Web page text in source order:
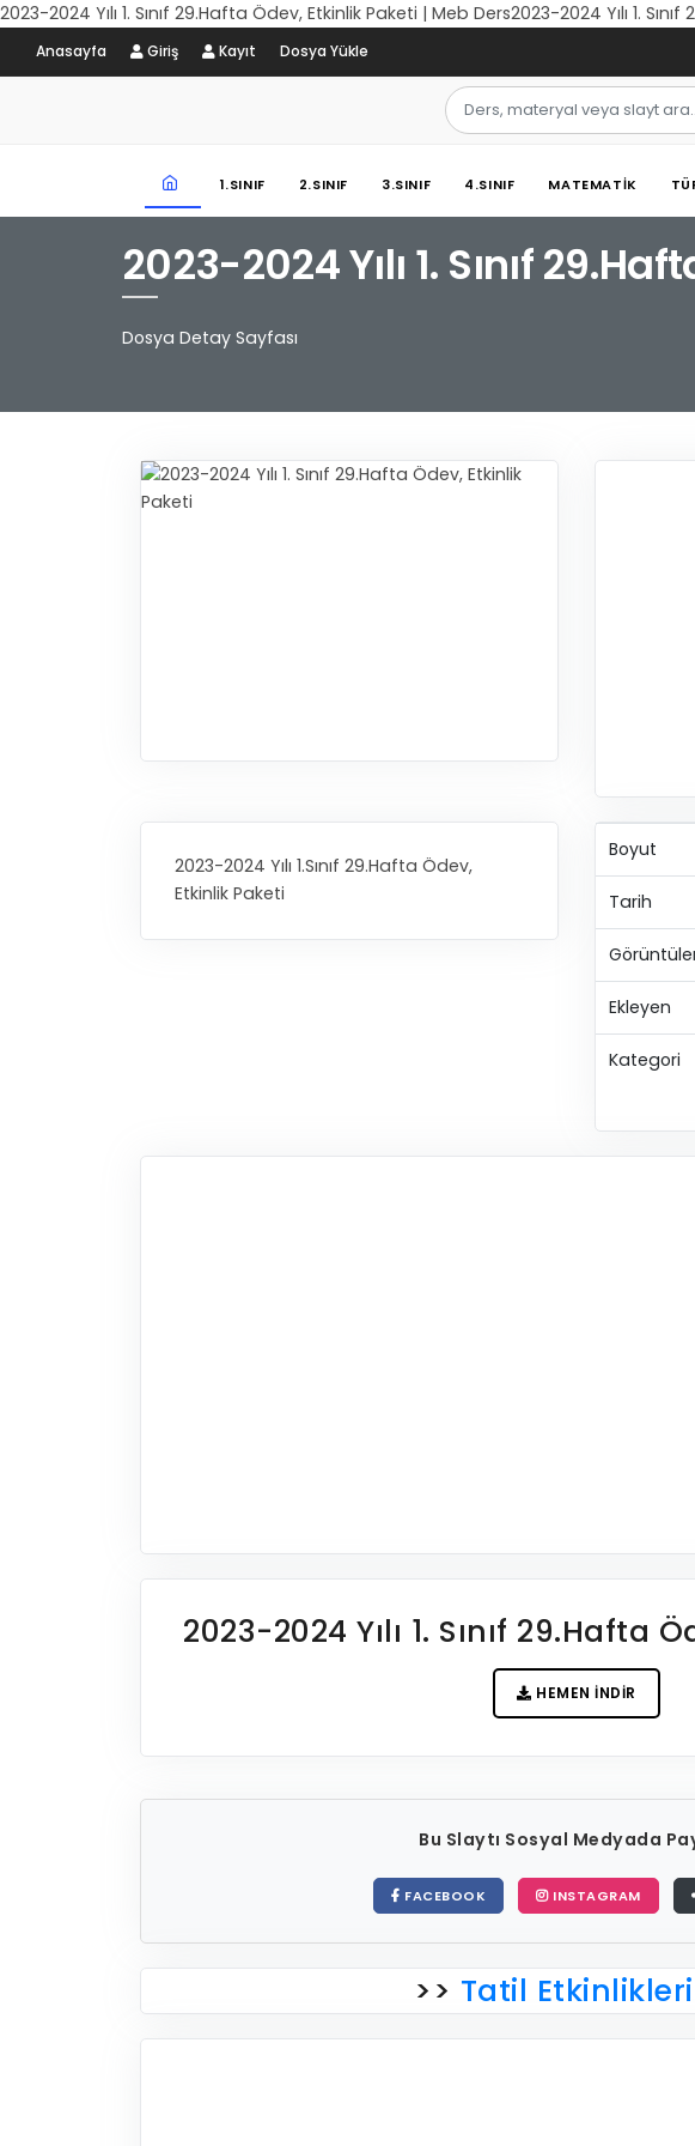
2023-2024 Yılı 1. Sınıf 29.Hafta Ödev, Etkinlik Paketi | Meb Ders2023-2024 Yılı 1.
Anasayfa Giriş Kayıt Dosya Yükle
1.SINIF 2.SINIF 3.SINIF 4.SINIF MATEMATIK
2023-2024 Yılı 1. Sınıf
Dosya Detay Sayfası
2023-2024 Yılı 1.Sınıf 29.Hafta Ödev,
Etkinlik Paketi
Boyut
Tarih
Ekleyen
Kategori
2023-2024 Yılı 1. Sınıf 29.Hafta
HEMEN İNDIR
Bu Slaytı Sosyal Medyada
FACEBOOK INSTAGRAM
>> Tatil Etkinlikleri